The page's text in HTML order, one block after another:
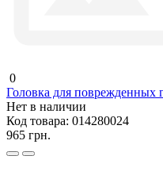
0
Головка для поврежденных
Нет в наличии
Код товара: 014280024
965 грн.